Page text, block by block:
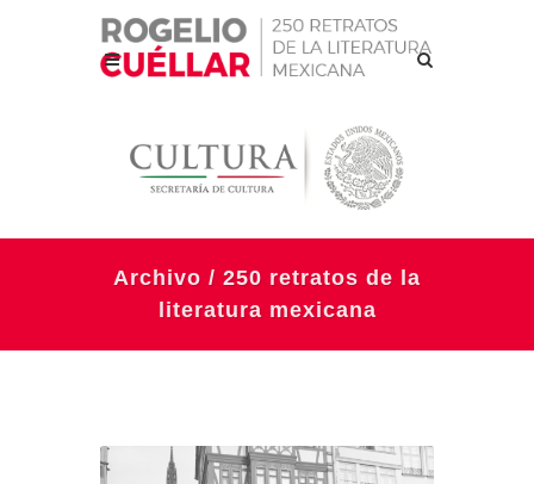
Archivo / 250 retratos de la
literatura mexicana